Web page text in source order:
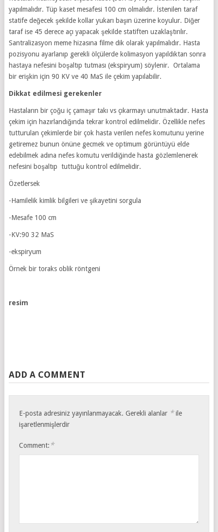
yapılmalıdır. Tüp kaset mesafesi 100 cm olmalıdır. İstenilen taraf
statife değecek şekilde kollar yukarı başın üzerine koyulur. Diğer
taraf ise 45 derece açı yapacak şekilde statiften uzaklaştırılır.
Santralizasyon meme hizasına filme dik olarak yapılmalıdır. Hasta
pozisyonu ayarlanıp gerekli ölçülerde kolimasyon yapıldıktan sonra
hastaya nefesini boşaltıp tutması (ekspiryum) söylenir. Ortalama
bir erişkin için 90 KV ve 40 MaS ile çekim yapılabilir.
Dikkat edilmesi gerekenler
Hastaların bir çoğu iç çamaşır takı vs çıkarmayı unutmaktadır. Hasta
çekim için hazırlandığında tekrar kontrol edilmelidir. Özellikle nefes
tutturulan çekimlerde bir çok hasta verilen nefes komutunu yerine
getiremez bunun önüne gecmek ve optimum görüntüyü elde
edebilmek adına nefes komutu verildiğinde hasta gözlemlenerek
nefesini boşaltıp tuttuğu kontrol edilmelidir.
Özetlersek
-Hamilelik kimlik bilgileri ve şikayetini sorgula
-Mesafe 100 cm
-KV:90 32 MaS
-ekspiryum
Örnek bir toraks oblik röntgeni
resim
ADD A COMMENT
E-posta adresiniz yayınlanmayacak. Gerekli alanlar *ile
işaretlenmişlerdir
Comment: *